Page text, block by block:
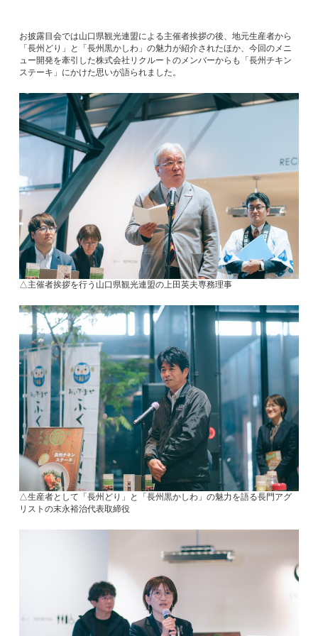
お披露目会では山口県観光連盟による主催者挨拶の後、地元生産者から
「長州どり」と「長州黒かしわ」の魅力が紹介されたほか、今回のメニ
ュー開発を牽引した株式会社リクルートのメンバーからも「長州チキン
ステーキ」にかけた思いが語られました。
△主催者挨拶を行う山口県観光連盟の上田英夫専務理事
△生産者として「長州どり」と「長州黒かしわ」の魅力を語る長門アグ
リストの末永裕治代表取締役